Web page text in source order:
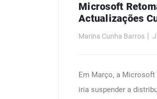
Microsoft
Actualizações
Opcionais Para
Em Julho
Marina Cunha Barros
Em Março, a Microsoft
iria suspender a